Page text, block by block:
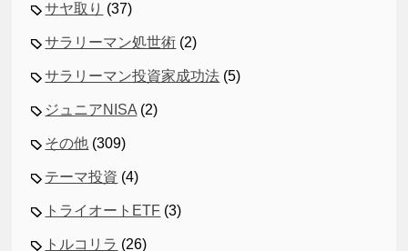
サヤ取り (37)
サラリーマン処世術 (2)
サラリーマン投資家成功法 (5)
ジュニアNISA (2)
その他 (309)
テーマ投資 (4)
トライオートETF (3)
トルコリラ (26)